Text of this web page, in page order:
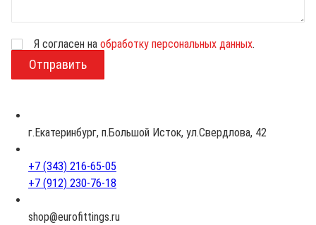
з
Я согласен на обработку персональных данных.
г.Екатеринбург, п.Большой Исток, ул.Свердлова, 42
+7 (343) 216-65-05
+7 (912) 230-76-18
shop@eurofittings.ru